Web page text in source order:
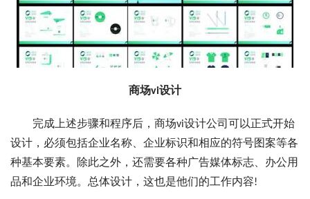
商场vi设计
完成上述步骤和程序后，商场vi设计公司可以正式开始
设计，必须包括企业名称、企业标识和相应的符号图案等各
种基本要素。除此之外，还需要各种广告媒体标志、办公用
品和企业环境。总体设计，这也是他们的工作内容!